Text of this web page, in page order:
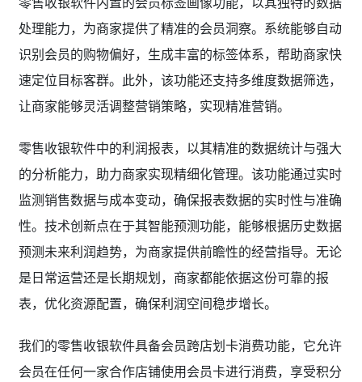
处理能力，为商家提供了精准的会员洞察。系统能够自动
识别会员的购物偏好，生成丰富的标签体系，帮助商家快
速定位目标客群。此外，该功能还支持多维度数据筛选，
让商家能够灵活调整营销策略，实现精准营销。
零售收银软件中的利润报表，以其精准的数据统计与强大
的分析能力，助力商家实现精细化管理。该功能通过实时
监测销售数据与成本变动，确保报表数据的实时性与准确
性。技术创新点在于其智能预测功能，能够根据历史数据
预测未来利润趋势，为商家提供前瞻性的经营指导。无论
是日常运营还是长期规划，商家都能依据这份可靠的报
表，优化资源配置，确保利润空间稳步增长。
我们的零售收银软件具备会员跨店划卡消费功能，它允许
会员在任何一家合作店铺使用会员卡进行消费，享受积分